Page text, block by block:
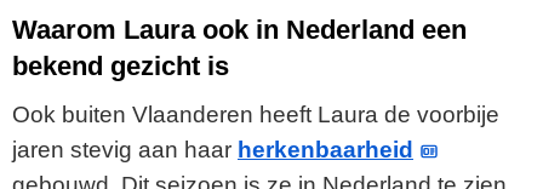
Waarom Laura ook in Nederland een
bekend gezicht is
Ook buiten Vlaanderen heeft Laura de voorbije
jaren stevig aan haar herkenbaarheid